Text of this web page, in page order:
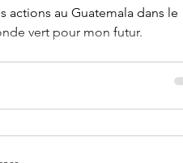
actions au Guatemala dans le
vert pour mon futur.